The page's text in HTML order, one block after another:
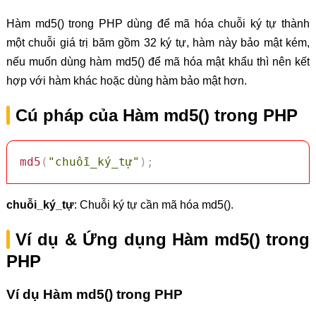
Hàm md5() trong PHP dùng để mã hóa chuỗi ký tự thành
một chuỗi giá trị băm gồm 32 ký tự, hàm này bảo mật kém,
nếu muốn dùng hàm md5() để mã hóa mật khẩu thì nên kết
hợp với hàm khác hoặc dùng hàm bảo mật hơn.
Cú pháp của Hàm md5() trong PHP
md5 ( "chuỗi_ký_tự" ) ;
chuỗi_ký_tự: Chuỗi ký tự cần mã hóa md5().
Ví dụ & Ứng dụng Hàm md5() trong
PHP
Ví dụ Hàm md5() trong PHP